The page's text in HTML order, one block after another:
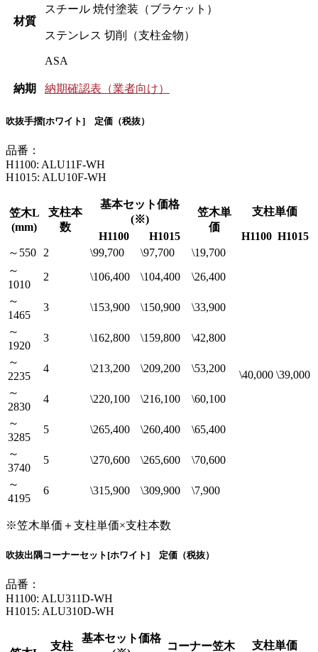
材質
スチール 焼付塗装（ブラケット）
ステンレス 切削（支柱金物）
ASA
納期 納期確認表（業者向け）
吹抜手摺[ホワイト] 定価（税抜）
品番：
H1100: ALU11F-WH
H1015: ALU10F-WH
笠木L
(mm)
支柱本
数
基本セット価格
(※)
笠木単
価
支柱単価
H1100 H1015 H1100 H1015
～550
2 \99,700 \97,700 \19,700
\40,000 \39,000
～
1010
2 \106,400 \104,400
\26,400
～
1465
3 \153,900 \150,900
\33,900
～
1920
3 \162,800 \159,800
\42,800
～
2235
4 \213,200 \209,200
\53,200
～
2830
4 \220,100 \216,100
\60,100
～
3285
5 \265,400 \260,400
\65,400
～
3740
5 \270,600 \265,600
\70,600
～
4195
6 \315,900 \309,900 \7,900
※笠木単価＋支柱単価×支柱本数
吹抜出隅コーナーセット[ホワイト] 定価（税抜）
品番：
H1100: ALU311D-WH
H1015: ALU310D-WH
支柱
基本セット価格
コーナー笠木 支柱単価